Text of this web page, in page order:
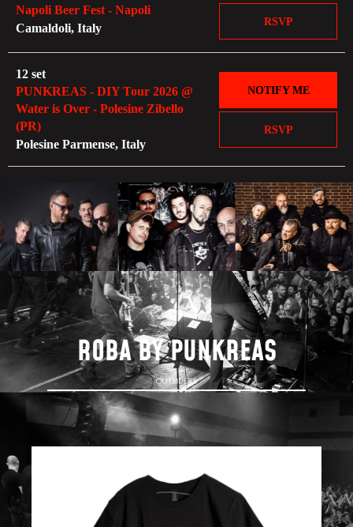
Napoli Beer Fest - Napoli
Camaldoli, Italy
RSVP
12 set
PUNKREAS - DIY Tour 2026 @
Water is Over - Polesine Zibello
(PR)
Polesine Parmense, Italy
RSVP
NOTIFY ME
ROBA BY PUNKREAS